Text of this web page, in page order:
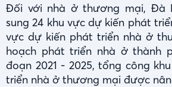
Đối với nhà ở thương mại, Đà
sung 24 khu vực dự kiến phát
vực dự kiến phát triển nhà ở
hoạch phát triển nhà ở thành
đoạn 2021 - 2025, tổng công
triển nhà ở thương mại được